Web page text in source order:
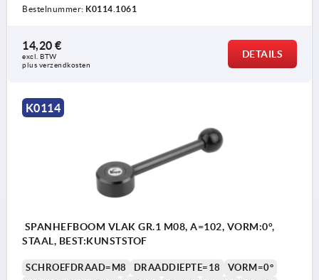
Bestelnummer: K0114.1061
14,20 €
excl. BTW
plus verzendkosten
DETAILS
K0114
SPANHEFBOOM VLAK GR.1 M08, A=102, VORM:0°,
STAAL, BEST:KUNSTSTOF
SCHROEFDRAAD=M8 DRAADDIEPTE=18
VORM=0°